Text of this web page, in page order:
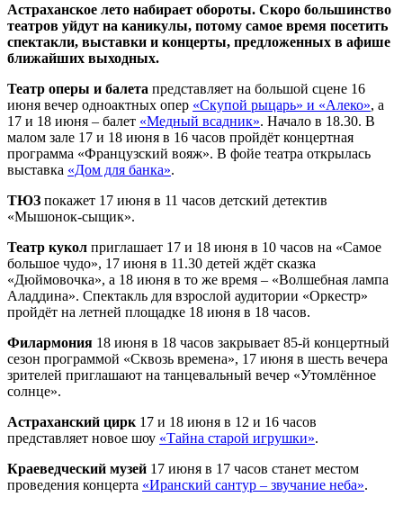
Астраханское лето набирает обороты. Скоро большинство
театров уйдут на каникулы, потому самое время посетить
спектакли, выставки и концерты, предложенных в афише
ближайших выходных.
Театр оперы и балета представляет на большой сцене 16
июня вечер одноактных опер «Скупой рыцарь» и «Алеко», а
17 и 18 июня – балет «Медный всадник». Начало в 18.30. В
малом зале 17 и 18 июня в 16 часов пройдёт концертная
программа «Французский вояж». В фойе театра открылась
выставка «Дом для банка».
ТЮЗ покажет 17 июня в 11 часов детский детектив
«Мышонок-сыщик».
Театр кукол приглашает 17 и 18 июня в 10 часов на «Самое
большое чудо», 17 июня в 11.30 детей ждёт сказка
«Дюймовочка», а 18 июня в то же время – «Волшебная лампа
Аладдина». Спектакль для взрослой аудитории «Оркестр»
пройдёт на летней площадке 18 июня в 18 часов.
Филармония 18 июня в 18 часов закрывает 85-й концертный
сезон программой «Сквозь времена», 17 июня в шесть вечера
зрителей приглашают на танцевальный вечер «Утомлённое
солнце».
Астраханский цирк 17 и 18 июня в 12 и 16 часов
представляет новое шоу «Тайна старой игрушки».
Краеведческий музей 17 июня в 17 часов станет местом
проведения концерта «Иранский сантур – звучание неба».